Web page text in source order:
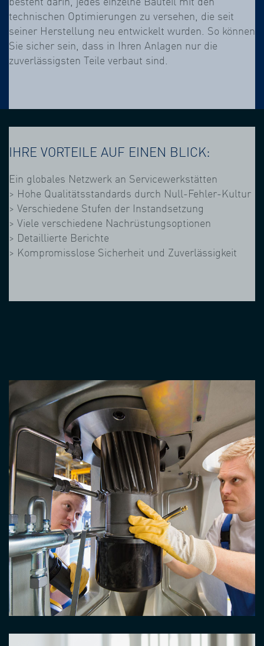
technischen Optimierungen zu versehen, die seit
seiner Herstellung neu entwickelt wurden. So können
Sie sicher sein, dass in Ihren Anlagen nur die
zuverlässigsten Teile verbaut sind.
IHRE VORTEILE AUF EINEN BLICK:
Ein globales Netzwerk an Servicewerkstätten
> Hohe Qualitätsstandards durch Null-Fehler-Kultur
> Verschiedene Stufen der Instandsetzung
> Viele verschiedene Nachrüstungsoptionen
> Detaillierte Berichte
> Kompromisslose Sicherheit und Zuverlässigkeit